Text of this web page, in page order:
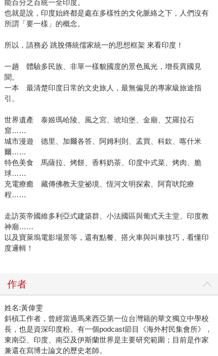
能百分之百統一全印度。
也就是說，印度始終都是處在多樣性的文化脈絡之下，人們沒有
所謂「要一樣」的概念。
所以，請務必 跳脫傳統儒家統一的思想框架 來看印度！
一趟 體驗多民族、非單一樣貌國度的景色風光，增長異國見
聞。
一本 最清楚印度日常的文史旅人，最無偏見的專家級旅途指
引。
世界遺產 泰姬瑪哈陵、風之宮、琥珀堡、金廟、艾羅拉石
窟……
城市漫遊 德里、加爾各答、阿姆利則、孟買、科欽、喀什米
爾……
特色美食 馬薩拉、烤餅、香料奶茶、印度中式菜、烤肉、脆
球……
充電療癒 藏傳佛教天堂祕境、恆河文明探索、阿育吠陀療
程……
走訪英帝國維多利亞式建築群、小法國區與葡式天主堂、印度教
神廟……
以及寶萊塢電影場景等，還有點餐、搭火車與叫車技巧，看懂印
度邏輯！
作者
姓名:黃偉雯
斜槓工作者，曾經當過馬來西亞第一位台灣籍的華文獨立中學校
長，也是資深印度粉。有一個podcast節目《海外村民集會所》，
東南亞、印度、南亞及伊斯蘭世界是主要研究範圍；目前是作家
兼還在寫博士論文的歷史老師。